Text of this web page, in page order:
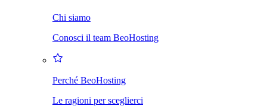
Chi siamo
Conosci il team BeoHosting
Perché BeoHosting
Le ragioni per sceglierci